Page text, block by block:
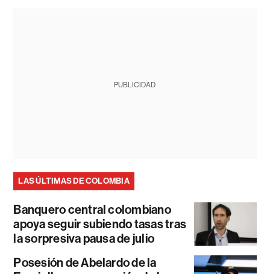
PUBLICIDAD
LAS ÚLTIMAS DE COLOMBIA
Banquero central colombiano
apoya seguir subiendo tasas tras
la sorpresiva pausa de julio
Posesión de Abelardo de la